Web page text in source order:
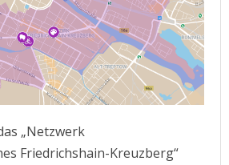
„Netzwerk
Friedrichshain-Kreuzberg“